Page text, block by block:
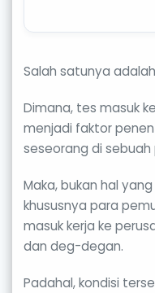
Salah satunya
Dimana, tes masuk
menjadi faktor
seseorang di sebuah
Maka, bukan hal
khususnya para
masuk kerja ke
dan deg-degan.
Padahal, kondisi